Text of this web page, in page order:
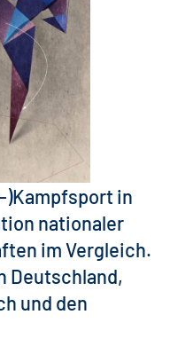
)Kampfsport in
nationaler
im Vergleich.
Deutschland,
und den